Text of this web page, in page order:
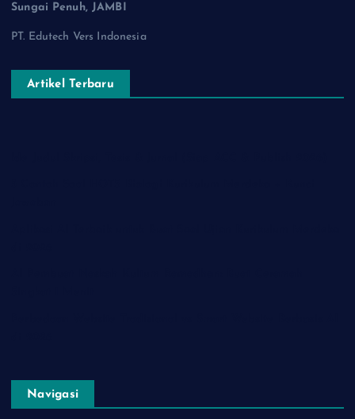
Sungai Penuh, JAMBI
PT. Edutech Vers Indonesia
Artikel Terbaru
Navigasi